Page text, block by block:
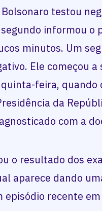
testou
informou o
minutos. Um
Ele começou
feira, quando
da
com a
o resultado dos
aparece dando
episódio recente